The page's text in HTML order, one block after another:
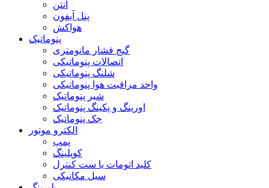
آنتن
پنل آیفون
هواکش
پنوماتیک
گیج فشار مانومتری
اتصالات پنوماتیکی
شلنگ پنوماتیکی
واحد مراقبت هوا پنوماتیکی
شیر پنوماتیک
اورینگ و پکینگ پنوماتیک
جک پنوماتیک
الکترو موتور
پمپ
کوپلینگ
کلید اتومات یا ست کنترل
سیل مکانیکی